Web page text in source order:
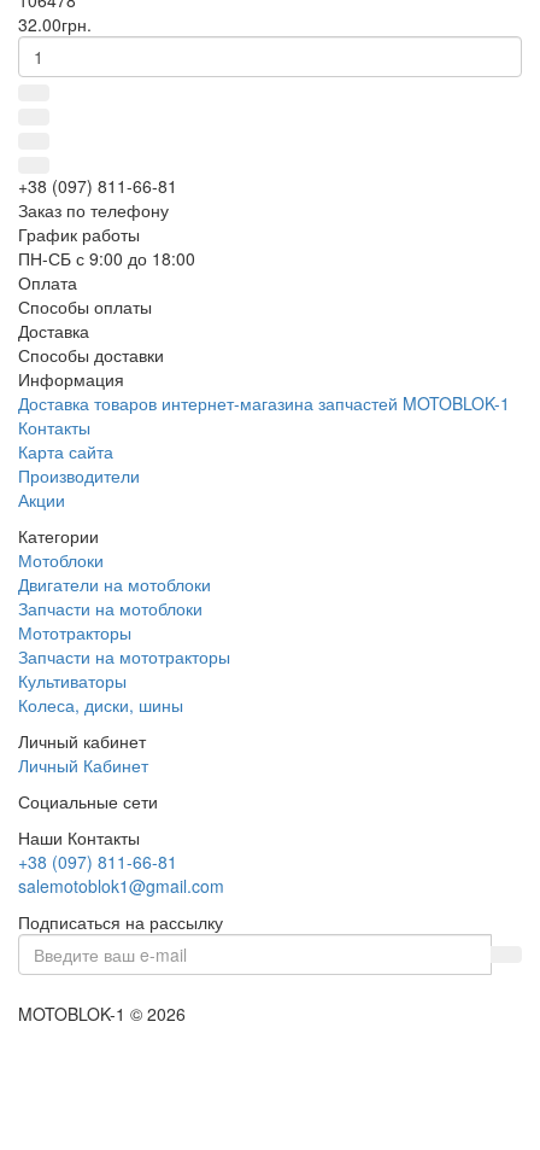
32.00грн.
+38 (097) 811-66-81
Заказ по телефону
График работы
ПН-СБ с 9:00 до 18:00
Оплата
Способы оплаты
Доставка
Способы доставки
Информация
Доставка товаров интернет-магазина запчастей MOTOBLOK-1
Контакты
Карта сайта
Производители
Акции
Категории
Мотоблоки
Двигатели на мотоблоки
Запчасти на мотоблоки
Мототракторы
Запчасти на мототракторы
Культиваторы
Колеса, диски, шины
Личный кабинет
Личный Кабинет
Социальные сети
Наши Контакты
+38 (097) 811-66-81
salemotoblok1@gmail.com
Подписаться на рассылку
MOTOBLOK-1 © 2026